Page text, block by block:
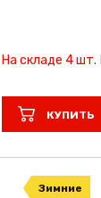
На складе 4 шт.
КУПИТЬ
Зимние